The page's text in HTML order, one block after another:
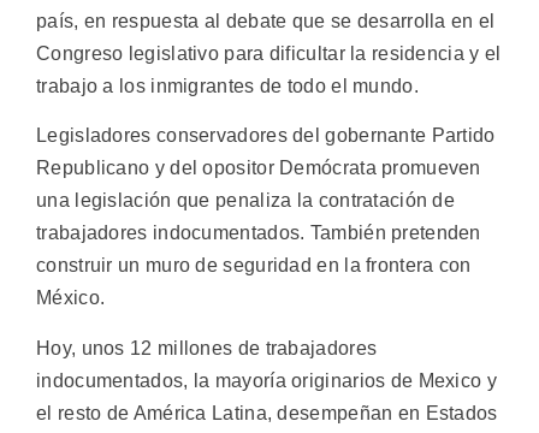
país, en respuesta al debate que se desarrolla en el
Congreso legislativo para dificultar la residencia y el
trabajo a los inmigrantes de todo el mundo.
Legisladores conservadores del gobernante Partido
Republicano y del opositor Demócrata promueven
una legislación que penaliza la contratación de
trabajadores indocumentados. También pretenden
construir un muro de seguridad en la frontera con
México.
Hoy, unos 12 millones de trabajadores
indocumentados, la mayoría originarios de Mexico y
el resto de América Latina, desempeñan en Estados